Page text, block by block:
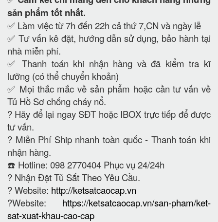
sản phẩm tốt nhất.
✅ Làm việc từ 7h đến 22h cả thứ 7,CN và ngày lễ
✅ Tư vấn kê đặt, hướng dẫn sử dụng, bảo hành tại
nhà miễn phí.
✅ Thanh toán khi nhận hàng và đã kiểm tra kĩ
lưỡng (có thể chuyển khoản)
✅ Mọi thắc mắc về sản phẩm hoặc cần tư vấn về
Tủ Hồ Sơ chống cháy nổ.
? Hãy để lại ngay SĐT hoặc IBOX trực tiếp để được
tư vấn.
? Miễn Phí Ship nhanh toàn quốc - Thanh toán khi
nhận hàng.
☎️ Hotline: 098 2770404 Phục vụ 24/24h
? Nhận Đặt Tủ Sắt Theo Yêu Cầu.
? Website: http://ketsatcaocap.vn
?Website: https://ketsatcaocap.vn/san-pham/ket-
sat-xuat-khau-cao-cap